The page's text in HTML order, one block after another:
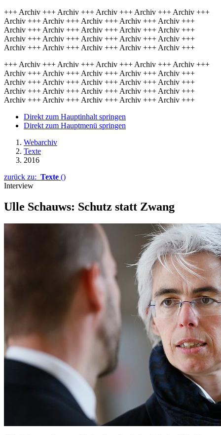
+++ Archiv +++ Archiv +++ Archiv +++ Archiv +++ Archiv +++
Archiv +++ Archiv +++ Archiv +++ Archiv +++ Archiv +++
Archiv +++ Archiv +++ Archiv +++ Archiv +++ Archiv +++
Archiv +++ Archiv +++ Archiv +++ Archiv +++ Archiv +++
Archiv +++ Archiv +++ Archiv +++ Archiv +++ Archiv +++
+++ Archiv +++ Archiv +++ Archiv +++ Archiv +++ Archiv +++
Archiv +++ Archiv +++ Archiv +++ Archiv +++ Archiv +++
Archiv +++ Archiv +++ Archiv +++ Archiv +++ Archiv +++
Archiv +++ Archiv +++ Archiv +++ Archiv +++ Archiv +++
Archiv +++ Archiv +++ Archiv +++ Archiv +++ Archiv +++
Direkt zum Hauptinhalt springen
Direkt zum Hauptmenü springen
Webarchiv
Texte
2016
zurück zu: Texte ()
Interview
Ulle Schauws: Schutz statt Zwang